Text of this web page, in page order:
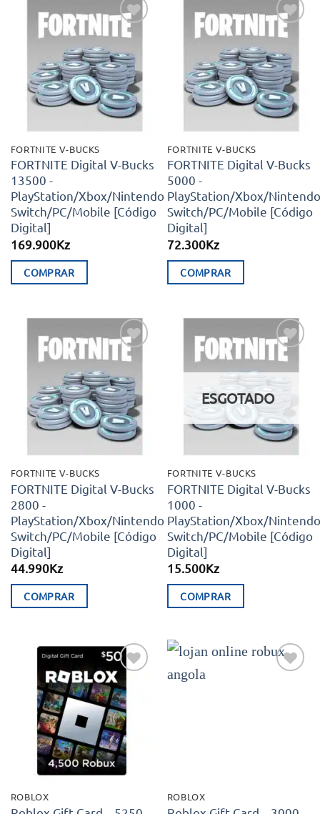
Adicionar
aos meus
desejos
FORTNITE V-BUCKS
FORTNITE Digital V-Bucks
13500 -
PlayStation/Xbox/Nintendo
Switch/PC/Mobile [Código
Digital]
169.900Kz
COMPRAR
Adicionar
aos meus
desejos
FORTNITE V-BUCKS
FORTNITE Digital V-Bucks
5000 -
PlayStation/Xbox/Nintendo
Switch/PC/Mobile [Código
Digital]
72.300Kz
COMPRAR
Adicionar
aos meus
desejos
FORTNITE V-BUCKS
FORTNITE Digital V-Bucks
2800 -
PlayStation/Xbox/Nintendo
Switch/PC/Mobile [Código
Digital]
44.990Kz
COMPRAR
Adicionar
aos meus
desejos
ESGOTADO
FORTNITE V-BUCKS
FORTNITE Digital V-Bucks
1000 -
PlayStation/Xbox/Nintendo
Switch/PC/Mobile [Código
Digital]
15.500Kz
COMPRAR
Adicionar
aos meus
desejos
ROBLOX ROBLOX